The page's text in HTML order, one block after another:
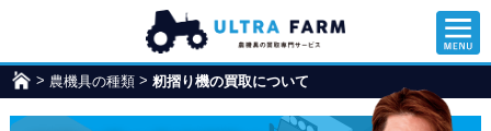
ウ
ル
> 農機具の種類> 籾摺り機の買取について